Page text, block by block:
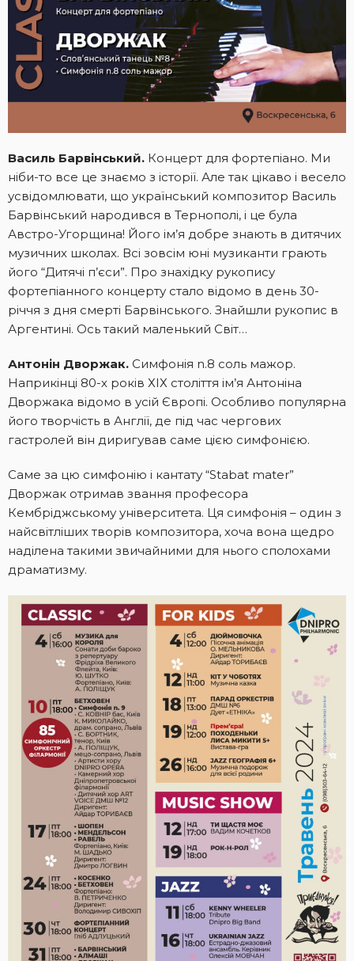
Василь Барвінський. Концерт для фортепіано. Ми
ніби-то все це знаємо з історії. Але так цікаво і весело
усвідомлювати, що український композитор Василь
Барвінський народився в Тернополі, і це була
Австро-Угорщина! Його ім’я добре знають в дитячих
музичних школах. Всі зовсім юні музиканти грають
його “Дитячі п’єси”. Про знахідку рукопису
фортепіанного концерту стало відомо в день 30-
річчя з дня смерті Барвінського. Знайшли рукопис в
Аргентині. Ось такий маленький Світ…
Антонін Дворжак. Симфонія n.8 соль мажор.
Наприкінці 80-х років ХІХ століття ім’я Антоніна
Дворжака відомо в усій Європі. Особливо популярна
його творчість в Англії, де під час чергових
гастролей він диригував саме цією симфонією.
Саме за цю симфонію і кантату “Stabat mater”
Дворжак отримав звання професора
Кембріджському університета. Ця симфонія – один з
найсвітліших творів композитора, хоча вона щедро
наділена такими звичайними для нього сполохами
драматизму.